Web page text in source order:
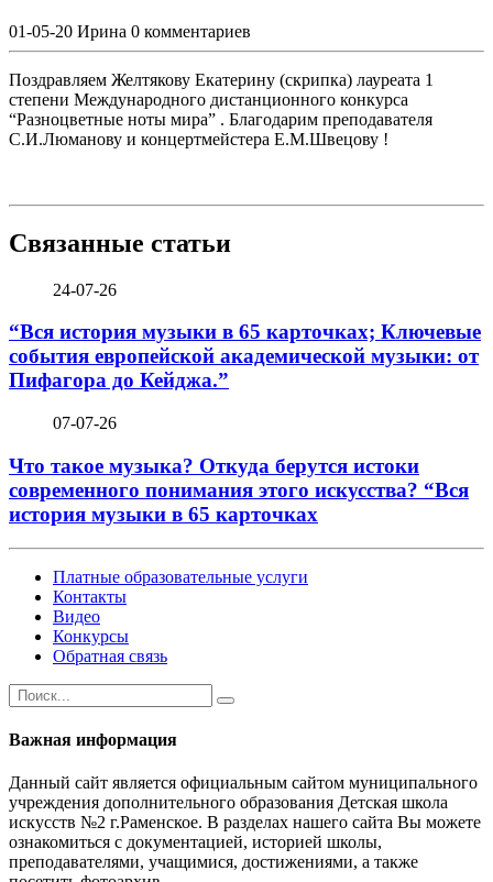
01-05-20 Ирина 0 комментариев
Поздравляем Желтякову Екатерину (скрипка) лауреата 1
степени Международного дистанционного конкурса
“Разноцветные ноты мира” . Благодарим преподавателя
С.И.Люманову и концертмейстера Е.М.Швецову !
Связанные статьи
24-07-26
“Вся история музыки в 65 карточках; Ключевые
события европейской академической музыки: от
Пифагора до Кейджа.”
07-07-26
Что такое музыка? Откуда берутся истоки
современного понимания этого искусства? “Вся
история музыки в 65 карточках
Платные образовательные услуги
Контакты
Видео
Конкурсы
Обратная связь
Важная информация
Данный сайт является официальным сайтом муниципального
учреждения дополнительного образования Детская школа
искусств №2 г.Раменское. В разделах нашего сайта Вы можете
ознакомиться с документацией, историей школы,
преподавателями, учащимися, достижениями, а также